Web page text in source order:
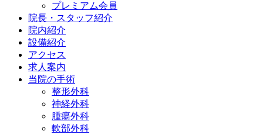
プレミアム会員
院長・ スタッフ紹介
院内紹介
設備紹介
アクセス
求人案内
当院の手術
整形外科
神経外科
腫瘍外科
軟部外科